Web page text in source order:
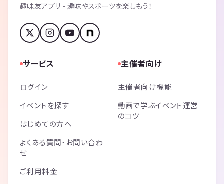
趣味友アプリ - 趣味やスポーツを楽しもう！
サービス
ログイン
イベントを探す
はじめての方へ
よくある質問・お問い合わ
せ
ご利用料金
主催者向け
主催者向け機能
動画で学ぶイベント運営
のコツ